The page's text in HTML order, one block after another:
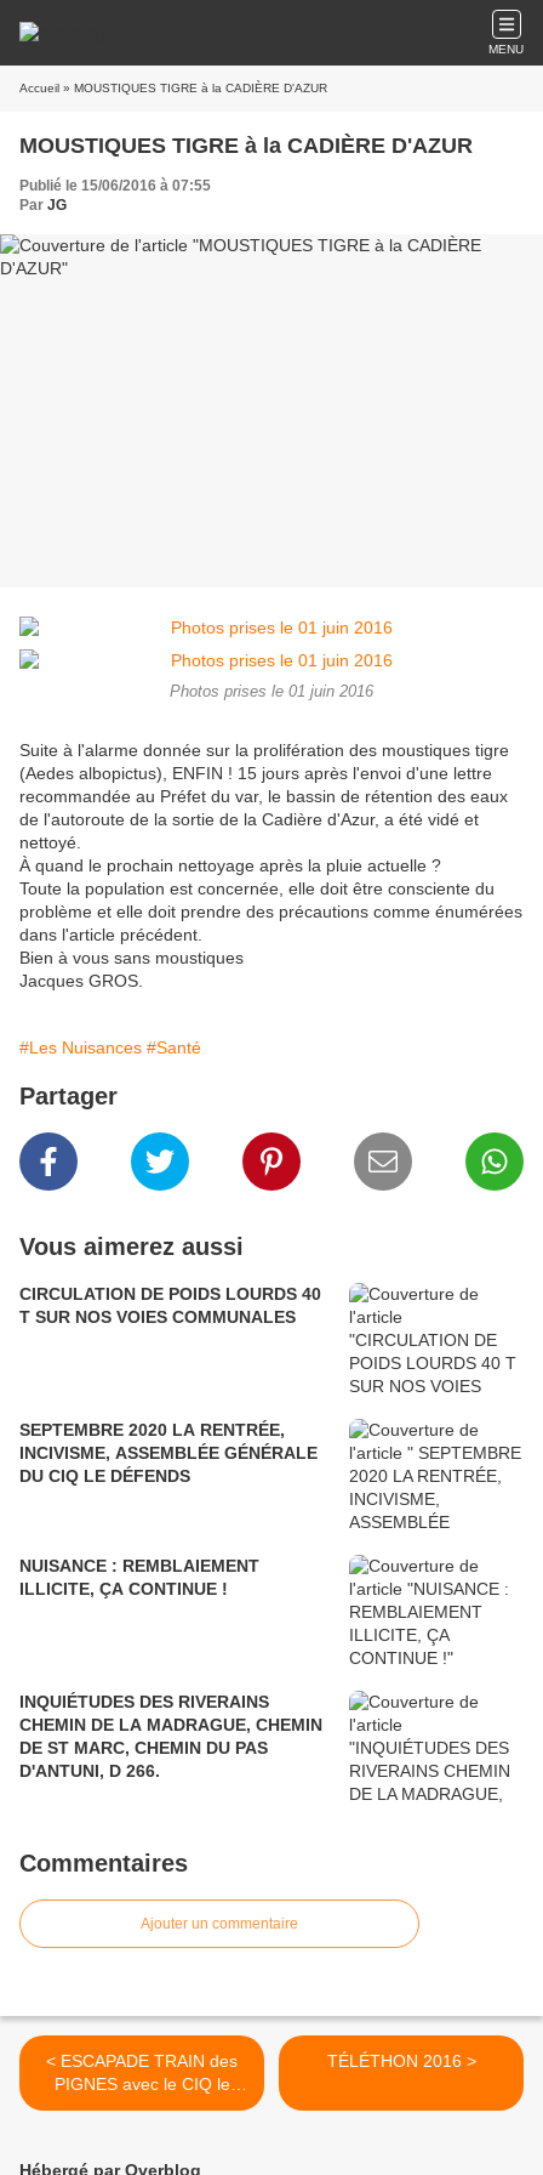
MENU
Accueil » MOUSTIQUES TIGRE à la CADIÈRE D'AZUR
MOUSTIQUES TIGRE à la CADIÈRE D'AZUR
Publié le 15/06/2016 à 07:55
Par JG
Photos prises le 01 juin 2016
Suite à l'alarme donnée sur la prolifération des moustiques tigre
(Aedes albopictus), ENFIN ! 15 jours après l'envoi d'une lettre
recommandée au Préfet du var, le bassin de rétention des eaux
de l'autoroute de la sortie de la Cadière d'Azur, a été vidé et
nettoyé.
À quand le prochain nettoyage après la pluie actuelle ?
Toute la population est concernée, elle doit être consciente du
problème et elle doit prendre des précautions comme énumérées
dans l'article précédent.
Bien à vous sans moustiques
Jacques GROS.
#Les Nuisances #Santé
Partager
Vous aimerez aussi
CIRCULATION DE POIDS LOURDS 40
T SUR NOS VOIES COMMUNALES
SEPTEMBRE 2020 LA RENTRÉE,
INCIVISME, ASSEMBLÉE GÉNÉRALE
DU CIQ LE DÉFENDS
NUISANCE : REMBLAIEMENT
ILLICITE, ÇA CONTINUE !
INQUIÉTUDES DES RIVERAINS
CHEMIN DE LA MADRAGUE, CHEMIN
DE ST MARC, CHEMIN DU PAS
D'ANTUNI, D 266.
Commentaires
Ajouter un commentaire
< ESCAPADE TRAIN des
PIGNES avec le CIQ le
Défends
TÉLÉTHON 2016 >
Hébergé par Overblog